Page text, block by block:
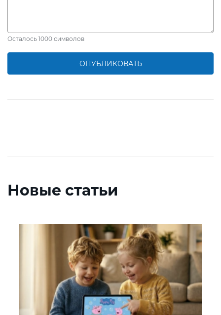
Осталось 1000 символов
ОПУБЛИКОВАТЬ
Новые статьи